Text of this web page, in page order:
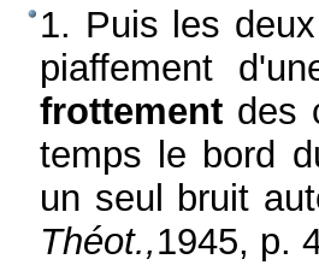
1. Puis les
piaffement
frottement des
temps le bord
un seul bruit
Théot.,1945, p.